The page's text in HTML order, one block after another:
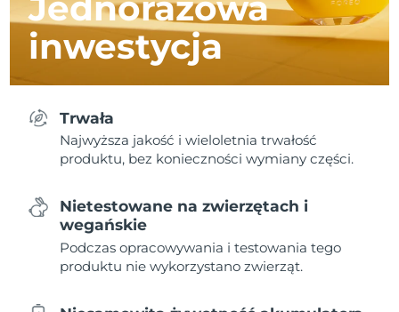
inwestycja
Trwała
Najwyższa jakość i wieloletnia trwałość
produktu, bez konieczności wymiany części.
Nietestowane na zwierzętach i
wegańskie
Podczas opracowywania i testowania tego
produktu nie wykorzystano zwierząt.